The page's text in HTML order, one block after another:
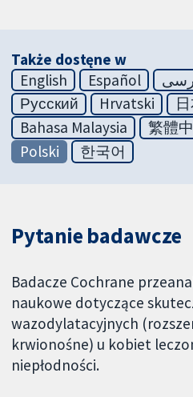
Także dostęne w
English
Español
Русский
Hrvatski
Bahasa Malaysia
繁體
Polski
한국어
Pytanie badawcze
Badacze Cochrane
naukowe dotyczące
wazodylatacyjnych
krwionośne) u kobiet
niepłodności.